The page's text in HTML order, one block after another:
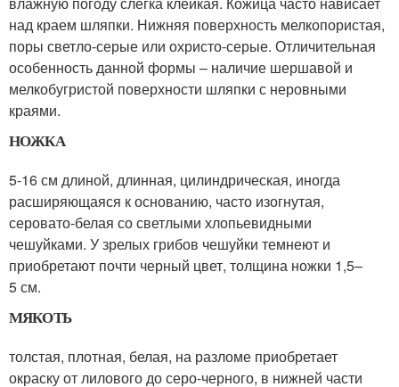
над краем шляпки. Нижняя поверхность мелкопористая,
поры светло-серые или охристо-серые. Отличительная
особенность данной формы – наличие шершавой и
мелкобугристой поверхности шляпки с неровными
краями.
НОЖКА
5-16 см длиной, длинная, цилиндрическая, иногда
расширяющаяся к основанию, часто изогнутая,
серовато-белая со светлыми хлопьевидными
чешуйками. У зрелых грибов чешуйки темнеют и
приобретают почти черный цвет, толщина ножки 1,5–
5 см.
МЯКОТЬ
толстая, плотная, белая, на разломе приобретает
окраску от лилового до серо-черного, в нижней части